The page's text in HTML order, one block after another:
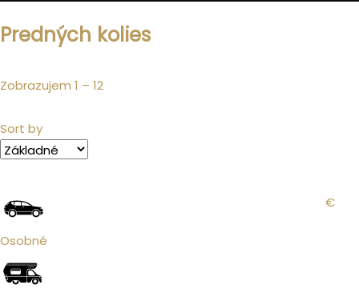
Predných kolies
Zobrazujem 1 – 12
Sort by
Osobné
€